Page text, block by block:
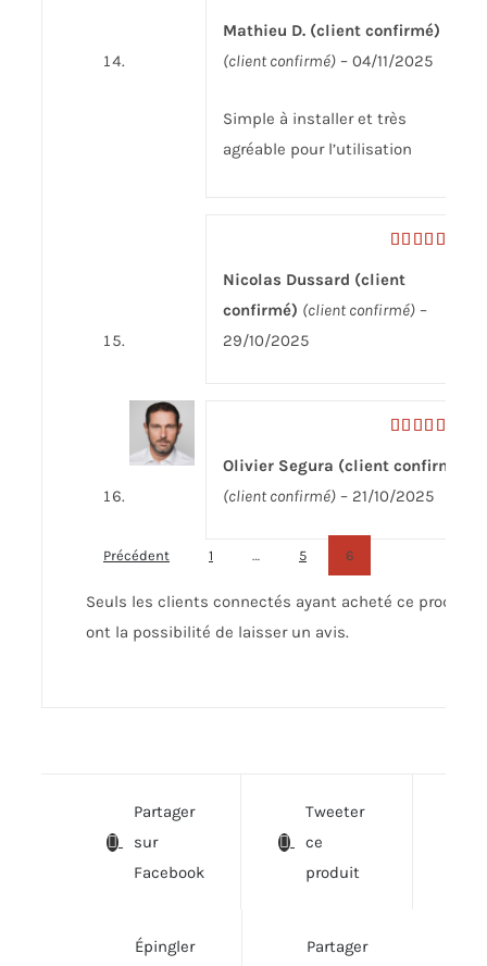
5
Mathieu D. (client confirmé)
(client confirmé) – 04/11/2025
Simple à installer et très
agréable pour l’utilisation
5
Nicolas Dussard (client
confirmé) (client confirmé) –
29/10/2025
5
Olivier Segura (client confirmé)
(client confirmé) – 21/10/2025
Précédent 1 … 5 6
Seuls les clients connectés ayant acheté ce produit
ont la possibilité de laisser un avis.
Partager
sur
Facebook
Tweeter
ce
produit
Épingler
Partager